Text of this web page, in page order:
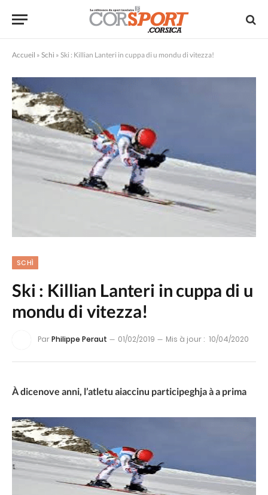
Accueil » Schì » Ski : Killian Lanteri in cuppa di u mondu di vitezza!
SCHÌ
Ski : Killian Lanteri in cuppa di u
mondu di vitezza!
ParPhilippe Peraut 01/02/2019 Mis à jour : 10/04/2020
À dicenove anni, l’atletu aiaccinu participeghja à a prima